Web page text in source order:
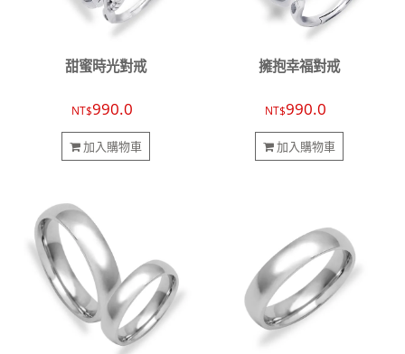
甜蜜時光對戒
NT$990.0
加入購物車
擁抱幸福對戒
NT$990.0
加入購物車